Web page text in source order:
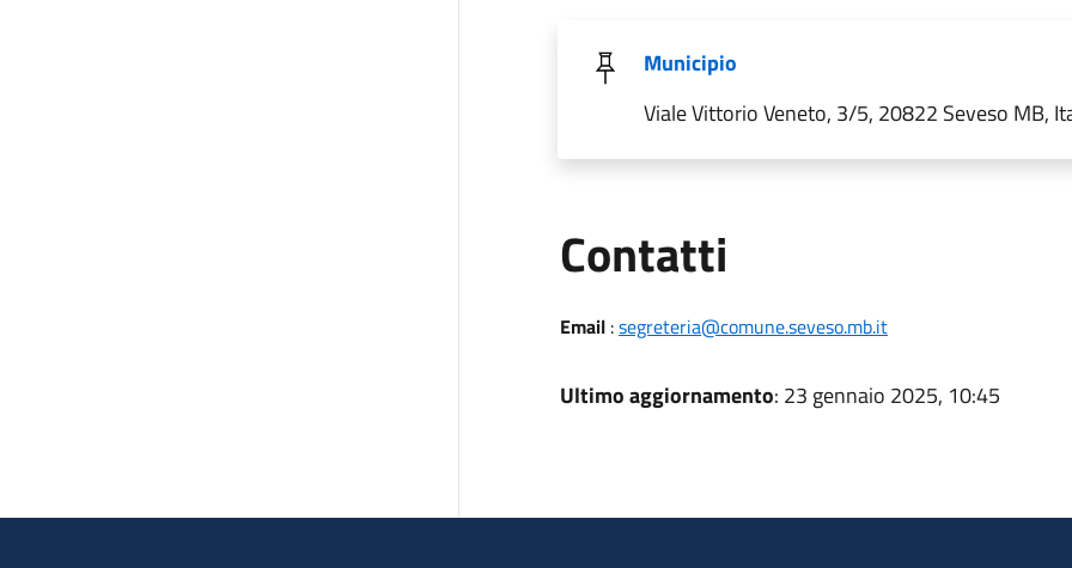
Municipio
Viale Vittorio Veneto, 3/5, 20822 Seveso MB,
Contatti
Email:segreteria@comune.seveso.mb.it
Ultimo aggiornamento: 23 gennaio 2025, 10:45